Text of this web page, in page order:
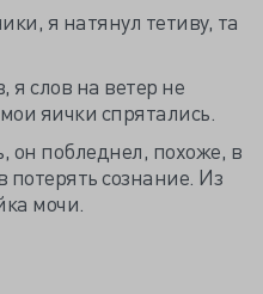
я натянул тетиву, та
я слов на ветер не
яички спрятались.
он побледнел, похоже, в
сознание. Из
мочи.